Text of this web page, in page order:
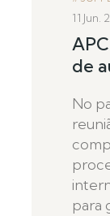
11 Jun.
de
No
para